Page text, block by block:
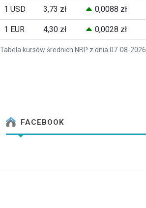
Tabela kursów średnich NBP z dnia 07-08-2026
1 USD 3,73 zł 0,0088 zł
1 EUR 4,30 zł 0,0028 zł
FACEBOOK